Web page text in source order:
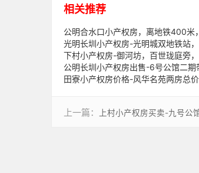
相关推荐
公明合水口小产权房，离地铁400
光明长圳小产权房-光明城双地铁站
下村小产权房-御河坊，百世珑庭旁
公明长圳小产权房出售-6号公馆二
田寮小产权房价格-风华名苑两房总
上一篇： 上村小产权房买卖-九号公